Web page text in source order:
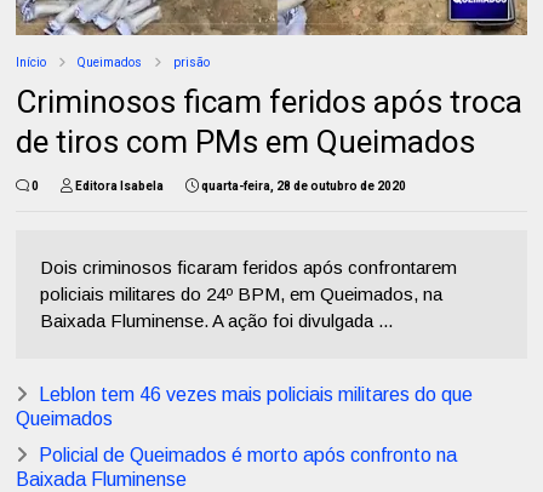
Início Queimados prisão
Criminosos ficam feridos após troca
de tiros com PMs em Queimados
0 Editora Isabela quarta-feira, 28 de outubro de 2020
Dois criminosos ficaram feridos após confrontarem
policiais militares do 24º BPM, em Queimados, na
Baixada Fluminense. A ação foi divulgada ...
Leblon tem 46 vezes mais policiais militares do que
Queimados
Policial de Queimados é morto após confronto na
Baixada Fluminense